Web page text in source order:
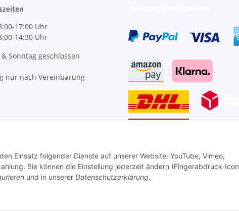
Einsatz folgender Dienste auf unserer Website: YouTube, Vimeo,
Sie können die Einstellung jederzeit ändern (Fingerabdruck-Icon
und in unserer Datenschutzerklärung.
17:00 Uhr
14:30 Uhr
Sonntag geschlossen
nur nach Vereinbarung
Vertrag widerrufen